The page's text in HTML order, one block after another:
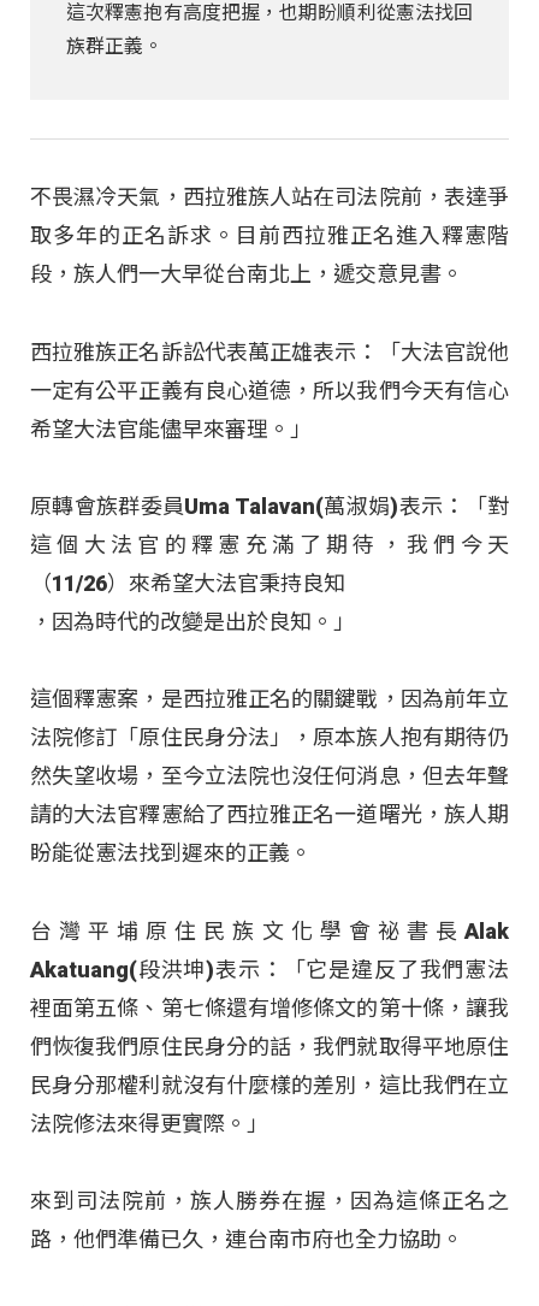
這次釋憲抱有高度把握，也期盼順利從憲法找回
族群正義。
不畏濕冷天氣，西拉雅族人站在司法院前，表達爭
取多年的正名訴求。目前西拉雅正名進入釋憲階
段，族人們一大早從台南北上，遞交意見書。
西拉雅族正名訴訟代表萬正雄表示：「大法官說他
一定有公平正義有良心道德，所以我們今天有信心
希望大法官能儘早來審理。」
原轉會族群委員Uma Talavan(萬淑娟)表示：「對
這個大法官的釋憲充滿了期待，我們今天
（11/26）來希望大法官秉持良知
，因為時代的改變是出於良知。」
這個釋憲案，是西拉雅正名的關鍵戰，因為前年立
法院修訂「原住民身分法」，原本族人抱有期待仍
然失望收場，至今立法院也沒任何消息，但去年聲
請的大法官釋憲給了西拉雅正名一道曙光，族人期
盼能從憲法找到遲來的正義。
台灣平埔原住民族文化學會祕書長Alak
Akatuang(段洪坤)表示：「它是違反了我們憲法
裡面第五條、第七條還有增修條文的第十條，讓我
們恢復我們原住民身分的話，我們就取得平地原住
民身分那權利就沒有什麼樣的差別，這比我們在立
法院修法來得更實際。」
來到司法院前，族人勝券在握，因為這條正名之
路，他們準備已久，連台南市府也全力協助。